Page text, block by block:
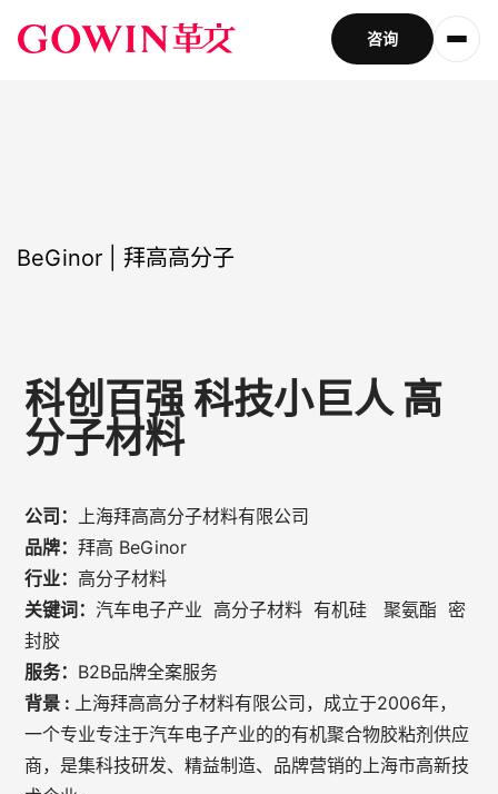
咨询
BeGinor | 拜高高分子
科创百强 科技小巨人 高
分子材料
公司： 上海拜高高分子材料有限公司
品牌：拜高 BeGinor
行业： 高分子材料
关键词：汽车电子产业 高分子材料 有机硅 聚氨酯 密
封胶
服务： B2B品牌全案服务
背景 : 上海拜高高分子材料有限公司，成立于2006年，
一个专业专注于汽车电子产业的的有机聚合物胶粘剂供应
商，是集科技研发、精益制造、品牌营销的上海市高新技